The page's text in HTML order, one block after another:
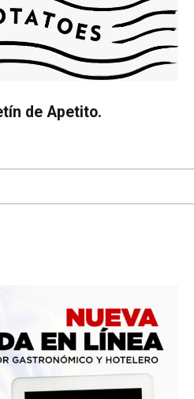
de Apetito.